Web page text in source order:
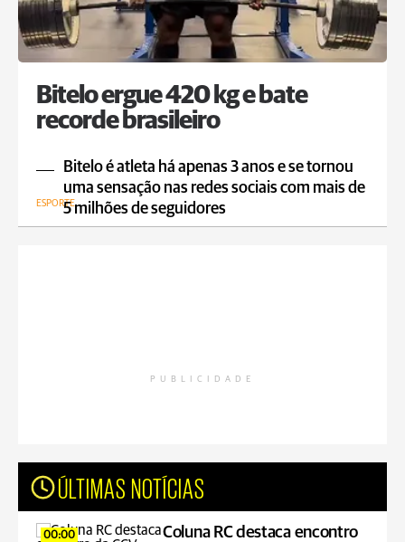
Bitelo ergue 420 kg e bate
recorde brasileiro
Bitelo é atleta há apenas 3 anos e se tornou
uma sensação nas redes sociais com mais de
5 milhões de seguidores
ESPORTE
PUBLICIDADE
ÚLTIMAS NOTÍCIAS
00:00
Coluna RC destaca encontro